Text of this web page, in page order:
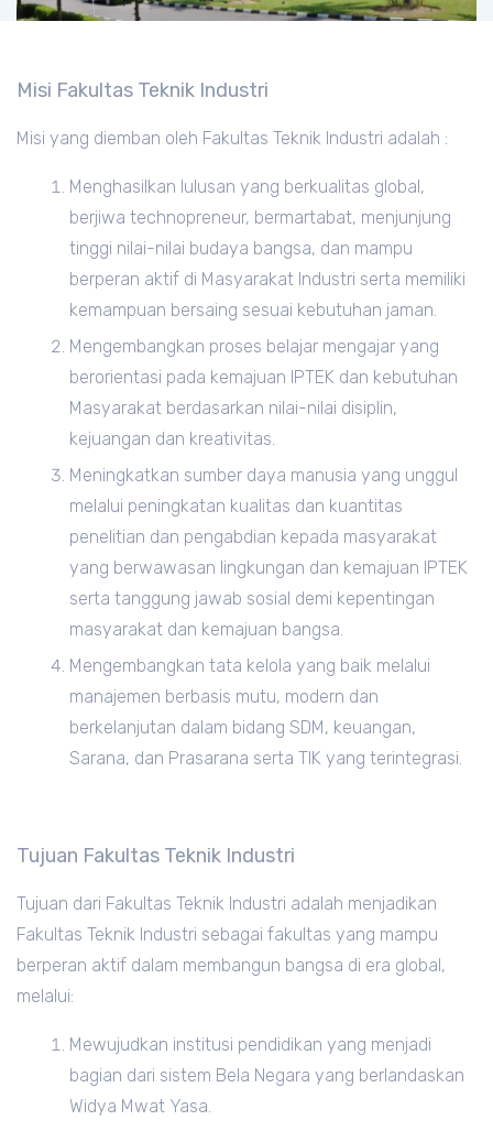
Misi Fakultas Teknik Industri
Misi yang diemban oleh Fakultas Teknik Industri adalah :
Menghasilkan lulusan yang berkualitas global,
berjiwa technopreneur, bermartabat, menjunjung
tinggi nilai-nilai budaya bangsa, dan mampu
berperan aktif di Masyarakat Industri serta memiliki
kemampuan bersaing sesuai kebutuhan jaman.
Mengembangkan proses belajar mengajar yang
berorientasi pada kemajuan IPTEK dan kebutuhan
Masyarakat berdasarkan nilai-nilai disiplin,
kejuangan dan kreativitas.
Meningkatkan sumber daya manusia yang unggul
melalui peningkatan kualitas dan kuantitas
penelitian dan pengabdian kepada masyarakat
yang berwawasan lingkungan dan kemajuan IPTEK
serta tanggung jawab sosial demi kepentingan
masyarakat dan kemajuan bangsa.
Mengembangkan tata kelola yang baik melalui
manajemen berbasis mutu, modern dan
berkelanjutan dalam bidang SDM, keuangan,
Sarana, dan Prasarana serta TIK yang terintegrasi.
Tujuan Fakultas Teknik Industri
Tujuan dari Fakultas Teknik Industri adalah menjadikan
Fakultas Teknik Industri sebagai fakultas yang mampu
berperan aktif dalam membangun bangsa di era global,
melalui:
Mewujudkan institusi pendidikan yang menjadi
bagian dari sistem Bela Negara yang berlandaskan
Widya Mwat Yasa.